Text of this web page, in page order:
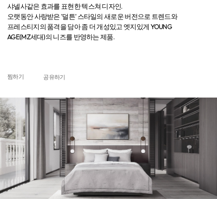
샤넬사같은 효과를 표현한 텍스쳐 디자인.
오랫동안 사랑받은 '덜튼' 스타일의 새로운 버전으로 트렌드와
프레스티지의 품격을 담아 좀 더 개성있고 엣지있게 YOUNG
AGE(MZ세대)의 니즈를 반영하는 제품.
찜하기 공유하기